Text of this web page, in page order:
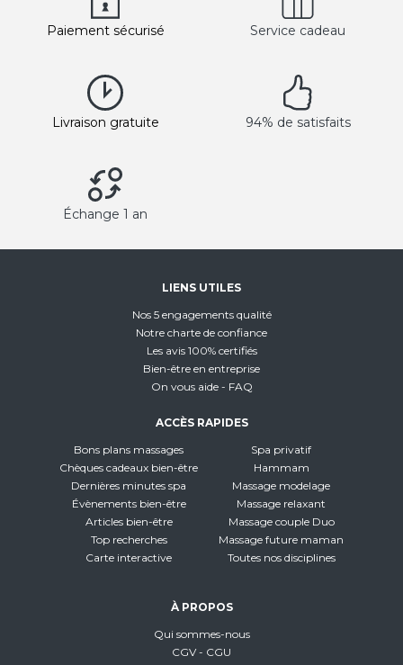
Paiement sécurisé Service cadeau
Livraison gratuite 94% de satisfaits
Échange 1 an
LIENS UTILES
Nos 5 engagements qualité
Notre charte de confiance
Les avis 100% certifiés
Bien-être en entreprise
On vous aide - FAQ
ACCÈS RAPIDES
Bons plans massages
Chèques cadeaux bien-être
Dernières minutes spa
Évènements bien-être
Articles bien-être
Top recherches
Carte interactive
Spa privatif
Hammam
Massage modelage
Massage relaxant
Massage couple Duo
Massage future maman
Toutes nos disciplines
À PROPOS
Qui sommes-nous
CGV - CGU